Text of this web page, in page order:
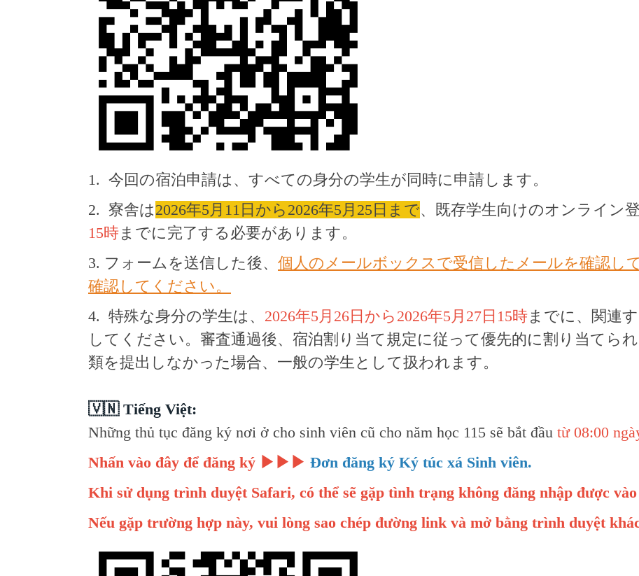
1. 今回の宿泊申請は、すべての身分の学生が同時に申請します。
2. 寮舎は2026年5月11日から2026年5月25日まで、既存学生向けのオンライン
15時までに完了する必要があります。
3. フォームを送信した後、 個人のメールボックスで受信したメールを確認し
確認してください。
4. 特殊な身分の学生は、 2026年5月26日から2026年5月27日15時までに、関連
してください。審査通過後、宿泊割り当て規定に従って優先的に割り当てら
類を提出しなかった場合、一般の学生として扱われます。
🇻🇳 Tiếng Việt:
Những thủ tục đăng ký nơi ở cho sinh viên cũ cho năm học 115 sẽ bắt đầu từ 08:00
Nhấn vào đây để đăng ký ▶▶▶ Đơn đăng ký Ký túc xá Sinh viên.
Khi sử dụng trình duyệt Safari, có thể sẽ gặp tình trạng không đăng nhập được
Nếu gặp trường hợp này, vui lòng sao chép đường link và mở bằng trình duyệt